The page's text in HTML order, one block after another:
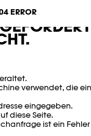
ERROR
verwendet, die
eingegeben.
diese Seite.
ist ein